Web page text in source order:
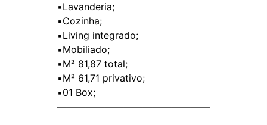
▪️Lavanderia;
▪️Cozinha;
▪️Living integrado;
▪️Mobiliado;
▪️M² 81,87 total;
▪️M² 61,71 privativo;
▪️01 Box;